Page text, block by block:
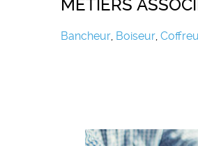
MÉTIERS
Bancheur, Boiseur,